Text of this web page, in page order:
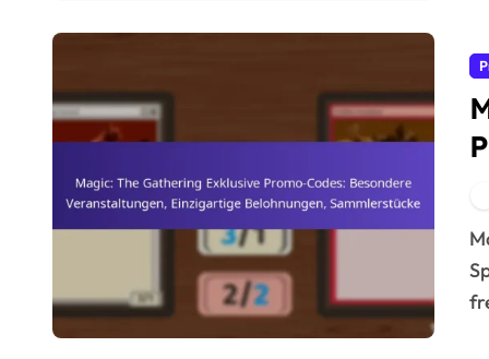
Magic: The Gathering exklusive Promo-Codes bieten